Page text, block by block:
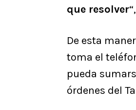
que resolver
De esta
toma el
pueda
órdenes del